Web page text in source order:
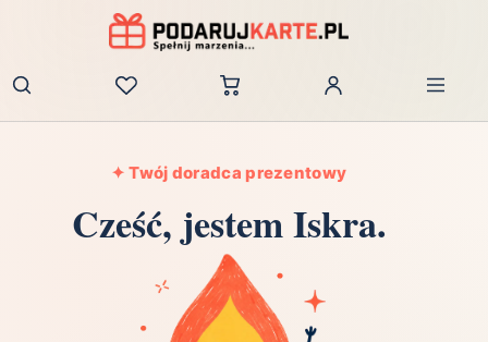
Zaloguj
✦ Twój doradca prezentowy
Cześć, jestem Iskra.